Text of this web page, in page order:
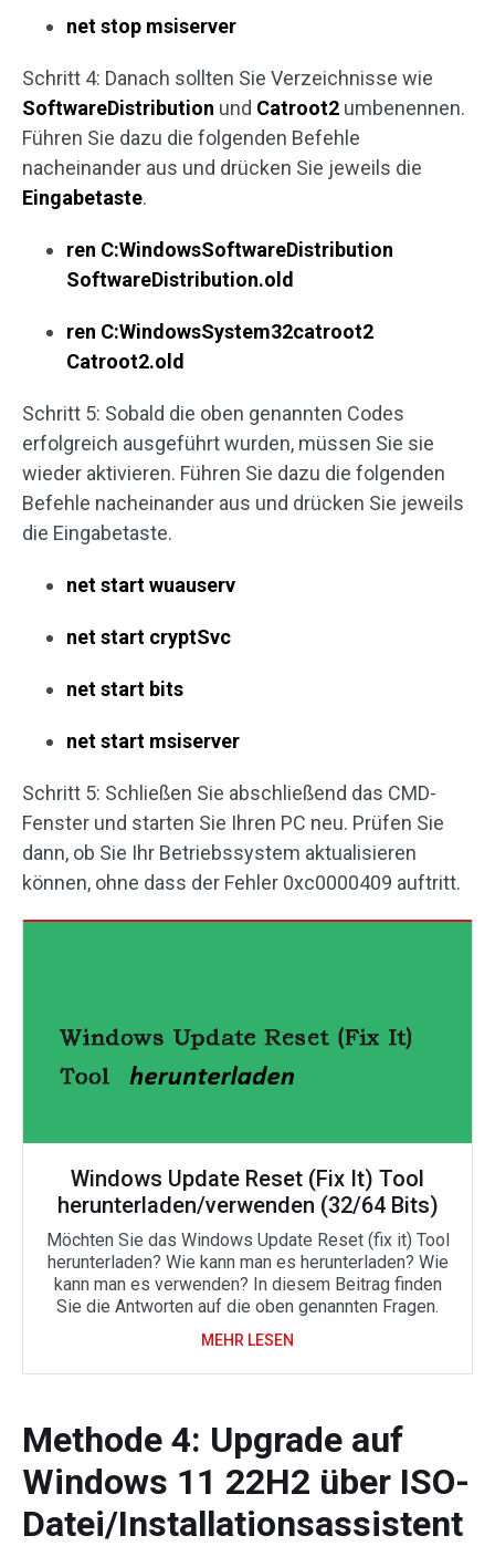
net stop msiserver
Schritt 4: Danach sollten Sie Verzeichnisse wie
SoftwareDistribution und Catroot2 umbenennen.
Führen Sie dazu die folgenden Befehle
nacheinander aus und drücken Sie jeweils die
Eingabetaste.
ren C:WindowsSoftwareDistribution
SoftwareDistribution.old
ren C:WindowsSystem32catroot2
Catroot2.old
Schritt 5: Sobald die oben genannten Codes
erfolgreich ausgeführt wurden, müssen Sie sie
wieder aktivieren. Führen Sie dazu die folgenden
Befehle nacheinander aus und drücken Sie jeweils
die Eingabetaste.
net start wuauserv
net start cryptSvc
net start bits
net start msiserver
Schritt 5: Schließen Sie abschließend das CMD-
Fenster und starten Sie Ihren PC neu. Prüfen Sie
dann, ob Sie Ihr Betriebssystem aktualisieren
können, ohne dass der Fehler 0xc0000409 auftritt.
Windows Update Reset (Fix It) Tool
herunterladen/verwenden (32/64 Bits)
Möchten Sie das Windows Update Reset (fix it) Tool
herunterladen? Wie kann man es herunterladen? Wie
kann man es verwenden? In diesem Beitrag finden
Sie die Antworten auf die oben genannten Fragen.
MEHR LESEN
Methode 4: Upgrade auf
Windows 11 22H2 über ISO-
Datei/Installationsassistent